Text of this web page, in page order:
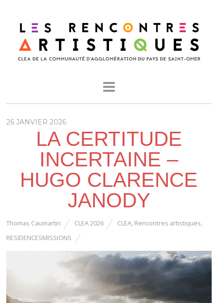
26 JANVIER 2026
LA CERTITUDE
INCERTAINE –
HUGO CLARENCE
JANODY
Thomas Caumartin CLEA 2026 CLEA, Rencontres artistiques,
RESIDENCESMISSIONS